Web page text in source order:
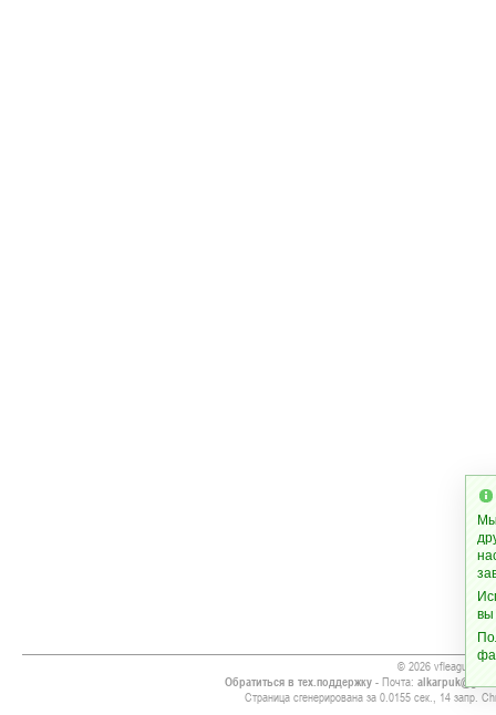
© 2026 vfleague.ws
Обратиться в тех.поддержку- Почта:
Страница сгенерирована за 0.0155 сек., 14 запр.
вы